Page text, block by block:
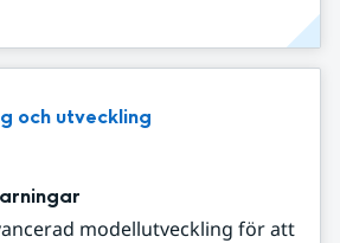
och utveckling
modellutveckling för att